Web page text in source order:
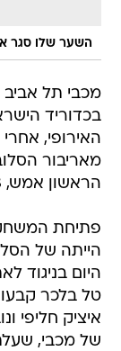
השער שלו סגר
מכבי תל
בכדוריד
מאריבור
הראשון אמש, 29:28.
פתיחת
הייתה של
היום בניגוד
איציק חליפי
של מכבי,